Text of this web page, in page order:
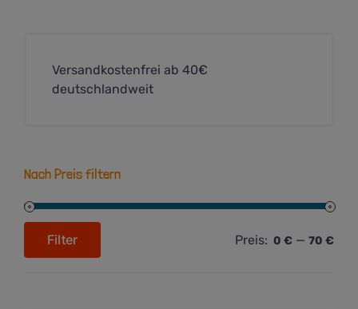
Versandkostenfrei ab 40€
deutschlandweit
Nach Preis filtern
Max.
Filter Preis: 0 € — 70 €